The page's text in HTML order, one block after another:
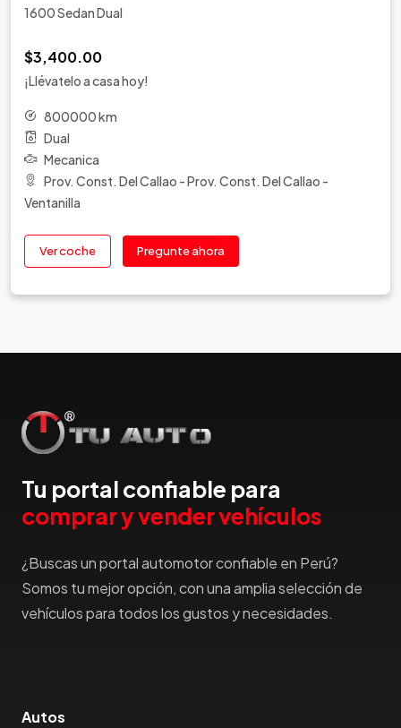
1.2 Hatchback Gasolina
$9,100.00
¡Llévatelo a casa hoy!
72100 km
Gasolina
Automatica
Lima - Lima - Chorrillos
Tu portal confiable para
comprar y vender vehículos
¿Buscas un portal automotor confiable en Perú?
Somos tu mejor opción, con una amplia selección de
vehículos para todos los gustos y necesidades.
Autos